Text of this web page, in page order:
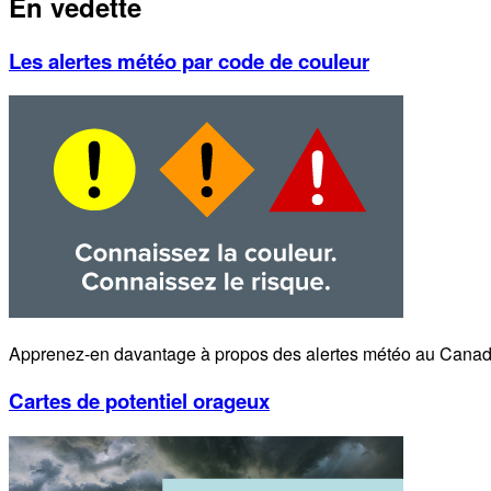
Les alertes météo par code de couleur
Apprenez-en davantage à propos des alertes météo au
Cartes de potentiel orageux